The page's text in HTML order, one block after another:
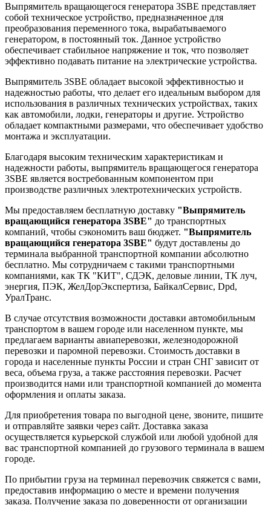
Выпрямитель вращающегося генератора 3SBE представляет
собой техническое устройство, предназначенное для
преобразования переменного тока, вырабатываемого
генератором, в постоянный ток. Данное устройство
обеспечивает стабильное напряжение и ток, что позволяет
эффективно подавать питание на электрические устройства.
Выпрямитель 3SBE обладает высокой эффективностью и
надежностью работы, что делает его идеальным выбором для
использования в различных технических устройствах, таких
как автомобили, лодки, генераторы и другие. Устройство
обладает компактными размерами, что обеспечивает удобство
монтажа и эксплуатации.
Благодаря высоким техническим характеристикам и
надежности работы, выпрямитель вращающегося генератора
3SBE является востребованным компонентом при
производстве различных электротехнических устройств.
Мы предоставляем бесплатную доставку "Выпрямитель
вращающийся генератора 3SBE" до транспортных
компаний, чтобы сэкономить ваш бюджет. "Выпрямитель
вращающийся генератора 3SBE" будут доставлены до
терминала выбранной транспортной компании абсолютно
бесплатно. Мы сотрудничаем с такими транспортными
компаниями, как ТК "КИТ", СДЭК, деловые линии, ТК луч,
энергия, ПЭК, ЖелДорЭкспертиза, БайкалСервис, Dpd,
УралТранс.
В случае отсутствия возможности доставки автомобильным
транспортом в вашем городе или населенном пункте, мы
предлагаем варианты авиаперевозки, железнодорожной
перевозки и паромной перевозки. Стоимость доставки в
города и населенные пункты России и стран СНГ зависит от
веса, объема груза, а также расстояния перевозки. Расчет
производится нами или транспортной компанией до момента
оформления и оплаты заказа.
Для приобретения товара по выгодной цене, звоните, пишите
и отправляйте заявки через сайт. Доставка заказа
осуществляется курьерской службой или любой удобной для
вас транспортной компанией до грузового терминала в вашем
городе.
По прибытии груза на терминал перевозчик свяжется с вами,
предоставив информацию о месте и времени получения
заказа. Получение заказа по доверенности от организации